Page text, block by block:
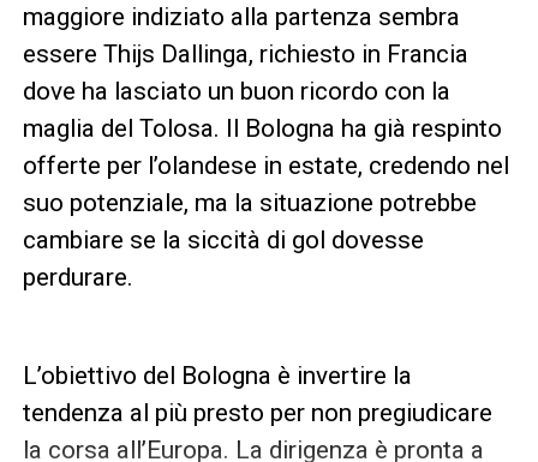
maggiore indiziato alla partenza sembra
essere Thijs Dallinga, richiesto in Francia
dove ha lasciato un buon ricordo con la
maglia del Tolosa. Il Bologna ha già respinto
offerte per l’olandese in estate, credendo nel
suo potenziale, ma la situazione potrebbe
cambiare se la siccità di gol dovesse
perdurare.
L’obiettivo del Bologna è invertire la
tendenza al più presto per non pregiudicare
la corsa all’Europa. La dirigenza è pronta a